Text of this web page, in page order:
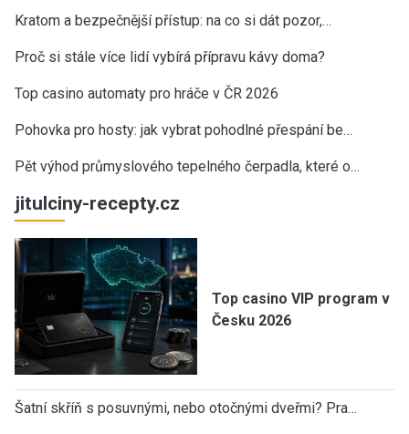
Kratom a bezpečnější přístup: na co si dát pozor,…
Proč si stále více lidí vybírá přípravu kávy doma?
Top casino automaty pro hráče v ČR 2026
Pohovka pro hosty: jak vybrat pohodlné přespání be…
Pět výhod průmyslového tepelného čerpadla, které o…
jitulciny-recepty.cz
Top casino VIP program v
Česku 2026
Šatní skříň s posuvnými, nebo otočnými dveřmi? Pra…